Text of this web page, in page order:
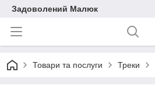
Задоволений Малюк
Товари та послуги Треки